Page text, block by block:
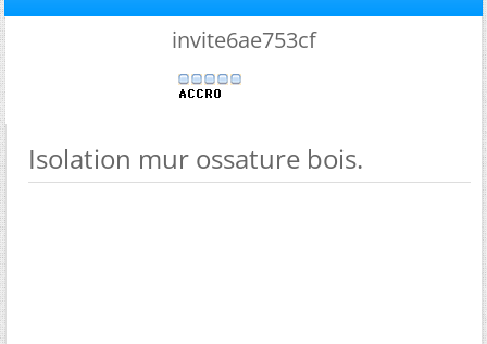
invite6ae753cf
Isolation mur ossature bois.